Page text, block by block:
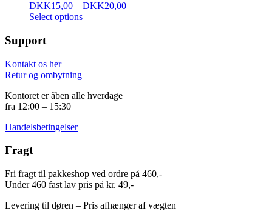
DKK15,00 – DKK20,00
Select options
Support
Kontakt os her
Retur og ombytning
Kontoret er åben alle hverdage
fra 12:00 – 15:30
Handelsbetingelser
Fragt
Fri fragt til pakkeshop ved ordre på 460,-
Under 460 fast lav pris på kr. 49,-
Levering til døren – Pris afhænger af vægten